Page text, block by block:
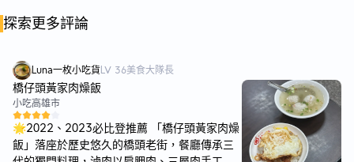
探索更多評論
Luna一枚小吃貨LV 36美食大隊長
橋仔頭黃家肉燥飯
小吃高雄市
🌟2022、2023必比登推薦 「橋仔頭黃家肉燥
飯」落座於歷史悠久的橋頭老街，餐廳傳承三